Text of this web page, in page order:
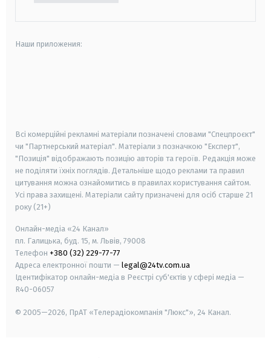
Наши приложения:
Всі комерційні рекламні матеріали позначені словами "Спецпроєкт"
чи "Партнерський матеріал". Матеріали з позначкою "Експерт",
"Позиція" відображають позицію авторів та героїв. Редакція може
не поділяти їхніх поглядів. Детальніше щодо реклами та правил
цитування можна ознайомитись в правилах користування сайтом.
Усі права захищені. Матеріали сайту призначені для осіб старше 21
року (21+)
Онлайн-медіа «24 Канал»
пл. Галицька, буд. 15, м. Львів, 79008
Телефон +380 (32) 229-77-77
Адреса електронної пошти — legal@24tv.com.ua
Ідентифікатор онлайн-медіа в Реєстрі суб'єктів у сфері медіа —
R40-06057
© 2005—2026, ПрАТ «Телерадіокомпанія "Люкс"», 24 Канал.